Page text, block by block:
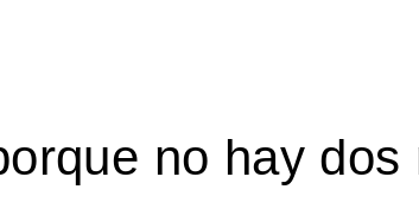
no hay